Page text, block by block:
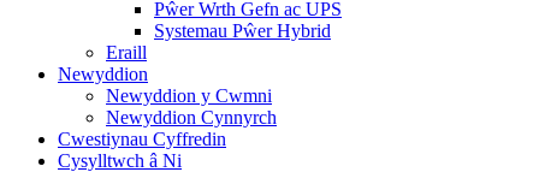
Pŵer Wrth Gefn ac UPS
Systemau Pŵer Hybrid
Eraill
Newyddion
Newyddion y Cwmni
Newyddion Cynnyrch
Cwestiynau Cyffredin
Cysylltwch â Ni